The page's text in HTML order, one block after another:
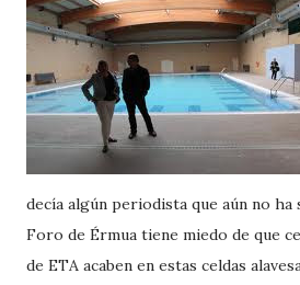
decía algún periodista que aún no ha
Foro de Érmua tiene miedo de que
de ETA acaben en estas celdas